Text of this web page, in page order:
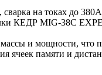
на токах до 380А
КЕДР MIG-38C
и мощности, что
памяти и